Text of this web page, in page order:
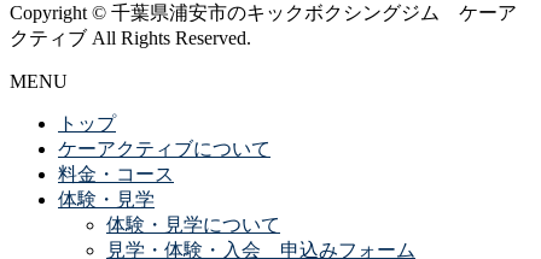
Copyright © 千葉県浦安市のキックボクシングジム ケーア
クティブ All Rights Reserved.
MENU
トップ
ケーアクティブについて
料金・コース
体験・見学
体験・見学について
見学・体験・入会 申込みフォーム